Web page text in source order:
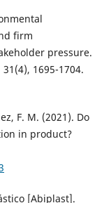
firm
pressure.
1695-1704.
F. M. (2021). Do
in product?
[Abiplast].